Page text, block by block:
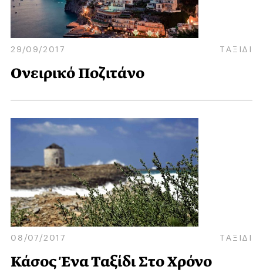
29/09/2017 ΤΑΞΙΔΙ
Ονειρικό Ποζιτάνο
08/07/2017 ΤΑΞΙΔΙ
Κάσος Ένα Ταξίδι Στο Χρόνο